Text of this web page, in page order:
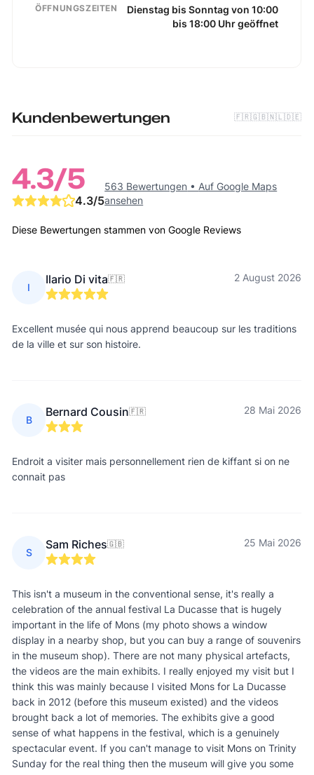
ÖFFNUNGSZEITEN
Dienstag bis Sonntag von 10:00
bis 18:00 Uhr geöffnet
Kundenbewertungen 🇫🇷🇬🇧🇳🇱🇩🇪
4.3/5
4.3/5
563 Bewertungen • Auf Google Maps
ansehen
Diese Bewertungen stammen von Google Reviews
I
Ilario Di vita🇫🇷 2 August 2026
Excellent musée qui nous apprend beaucoup sur les traditions
de la ville et sur son histoire.
B
Bernard Cousin🇫🇷 28 Mai 2026
Endroit a visiter mais personnellement rien de kiffant si on ne
connait pas
S
Sam Riches🇬🇧 25 Mai 2026
This isn't a museum in the conventional sense, it's really a
celebration of the annual festival La Ducasse that is hugely
important in the life of Mons (my photo shows a window
display in a nearby shop, but you can buy a range of souvenirs
in the museum shop). There are not many physical artefacts,
the videos are the main exhibits. I really enjoyed my visit but I
think this was mainly because I visited Mons for La Ducasse
back in 2012 (before this museum existed) and the videos
brought back a lot of memories. The exhibits give a good
sense of what happens in the festival, which is a genuinely
spectacular event. If you can't manage to visit Mons on Trinity
Sunday for the real thing then the museum will give you some